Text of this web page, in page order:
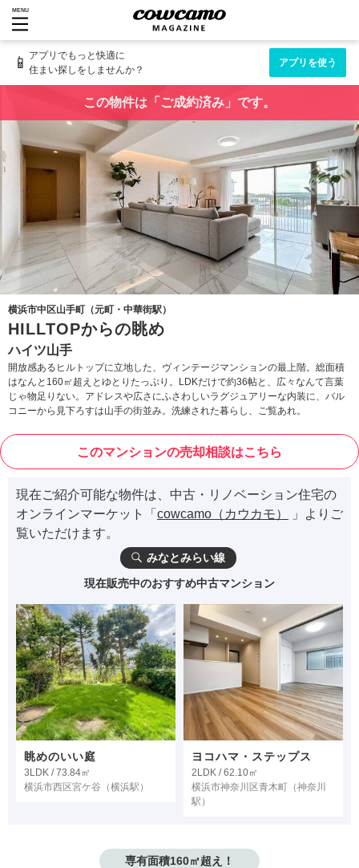
MENU
📱 アプリでもっと快適に
住まい探しをしませんか？
アプリを使う
この物件は「ご成約済み」です。
横浜市中区山手町（元町・中華街駅）
HILLTOPからの眺め
ハイツ山手
開放感あるヒルトップに立地した、ヴィンテージマンションの最上階。総面積
はなんと160㎡超えとゆとりたっぷり。LDKだけで約36帖と、広々なんて言葉
じゃ物足りない。アドレスや広さにふさわしいラグジュアリーな内装に、バル
コニーから見下ろすは山手の街並み。洗練された暮らし、ご覧あれ。
このマンションの売却相談はこちら
現在ご紹介可能な物件は、中古・リノベーション住宅の
オンラインマーケット「 cowcamo（カウカモ）
」よりご
覧いただけます。
みなとみらい線
現在販売中のおすすめ中古マンション
眺めのいい庭
3LDK / 73.84㎡
横浜市西区宮ケ谷 （横浜駅）
ヨコハマ・ステップス
2LDK / 62.10㎡
横浜市神奈川区青木町 （神奈川
駅）
専有面積160㎡超え！